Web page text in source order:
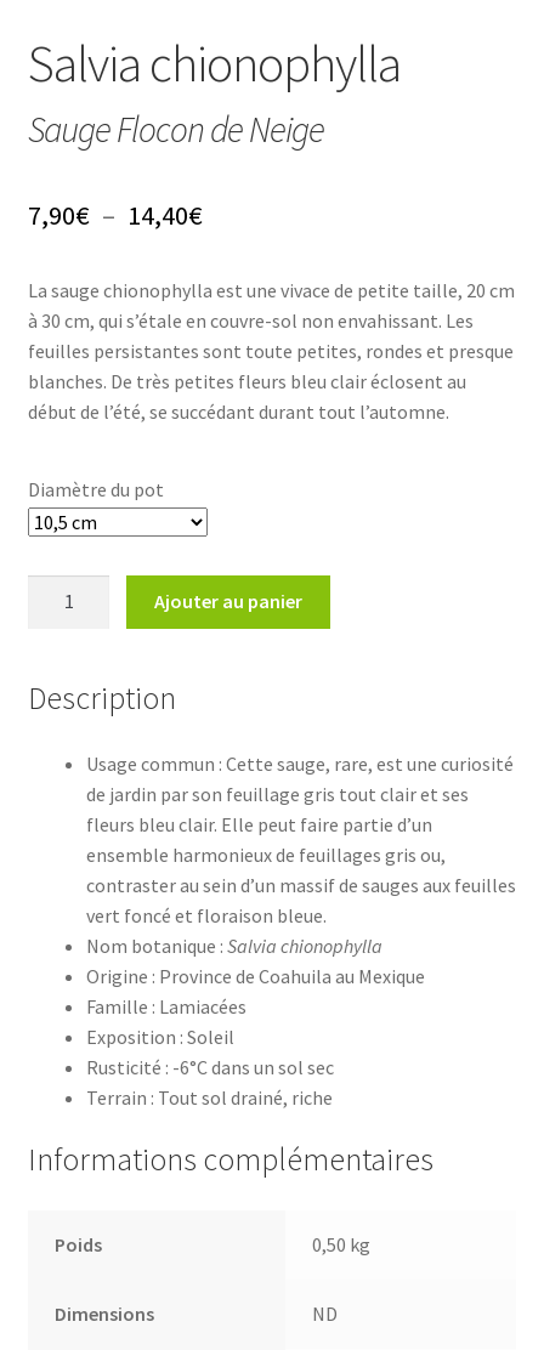
L’emballage
Avis
Salvia chionophylla
Sauge Flocon de Neige
7,90€ – 14,40€Plage
prix :
7,90€
à
La sauge chionophylla est une vivace de petite taille, 20 cm
à 30 cm, qui s’étale en couvre-sol non envahissant. Les
feuilles persistantes sont toute petites, rondes et presque
blanches. De très petites fleurs bleu clair éclosent au
début de l’été, se succédant durant tout l’automne.
Diamètre du pot
Flocon
Neige
Ajouter au panier
Description
Usage commun : Cette sauge, rare, est une curiosité
de jardin par son feuillage gris tout clair et ses
fleurs bleu clair. Elle peut faire partie d’un
ensemble harmonieux de feuillages gris ou,
contraster au sein d’un massif de sauges aux feuilles
vert foncé et floraison bleue.
Nom botanique : Salvia chionophylla
Origine : Province de Coahuila au Mexique
Famille : Lamiacées
Exposition : Soleil
Rusticité : -6°C dans un sol sec
Terrain : Tout sol drainé, riche
Informations complémentaires
Poids 0,50 kg
Dimensions ND